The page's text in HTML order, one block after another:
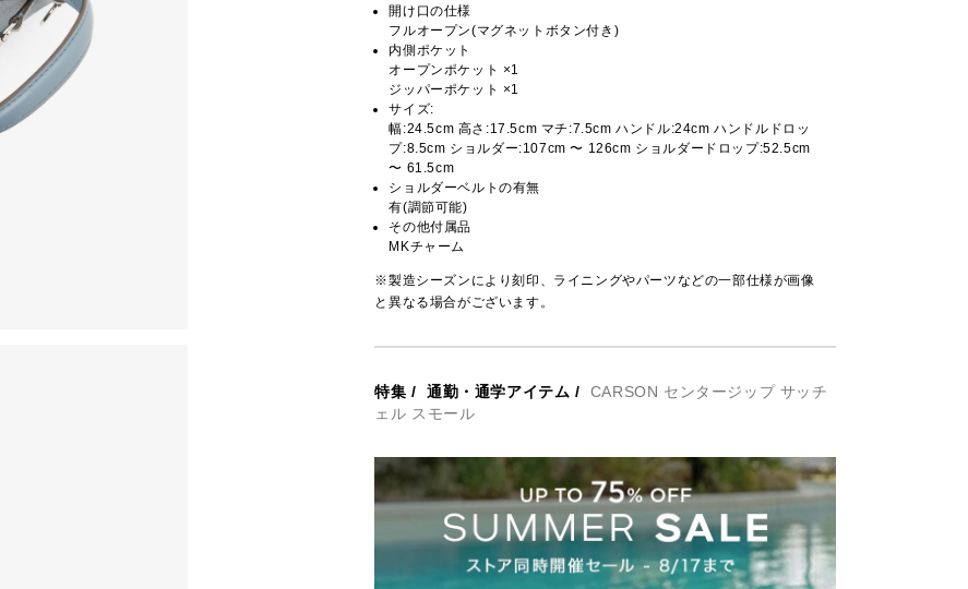
開け口の仕様
フルオープン(マグネットボタン付き)
内側ポケット
オープンポケット ×1
ジッパーポケット ×1
サイズ:
幅:24.5cm 高さ:17.5cm マチ:7.5cm ハンドル:24cm ハンドルドロッ
プ:8.5cm ショルダー:107cm 〜 126cm ショルダードロップ:52.5cm
〜 61.5cm
ショルダーベルトの有無
有(調節可能)
その他付属品
MKチャーム
※製造シーズンにより刻印、ライニングやパーツなどの一部仕様が画像
と異なる場合がございます。
特集 / 通勤・通学アイテム /
CARSON センタージップ サッチ
ェル スモール